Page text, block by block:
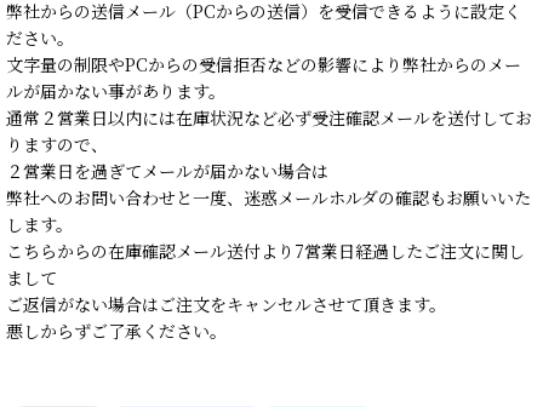
弊社からの送信メール（PCからの送信）を受信できるように設定く
ださい。
文字量の制限やPCからの受信拒否などの影響により弊社からのメー
ルが届かない事があります。
通常２営業日以内には在庫状況など必ず受注確認メールを送付してお
りますので、
２営業日を過ぎてメールが届かない場合は
弊社へのお問い合わせと一度、迷惑メールホルダの確認もお願いいた
します。
こちらからの在庫確認メール送付より7営業日経過したご注文に関し
まして
ご返信がない場合はご注文をキャンセルさせて頂きます。
悪しからずご了承ください。